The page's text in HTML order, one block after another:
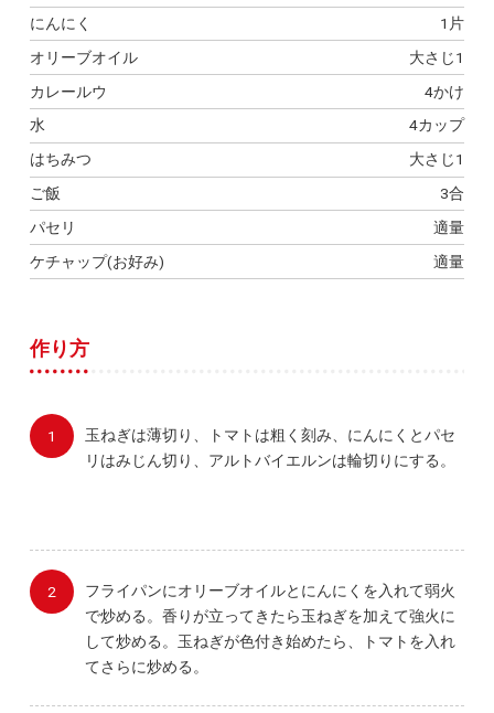
にんにく
1片
オリーブオイル
大さじ1
カレールウ
4かけ
水
4カップ
はちみつ
大さじ1
ご飯
3合
パセリ
適量
ケチャップ(お好み)
適量
作り方
玉ねぎは薄切り、トマトは粗く刻み、にんにくとパセ
リはみじん切り、アルトバイエルンは輪切りにする。
フライパンにオリーブオイルとにんにくを入れて弱火
で炒める。香りが立ってきたら玉ねぎを加えて強火に
して炒める。玉ねぎが色付き始めたら、トマトを入れ
てさらに炒める。